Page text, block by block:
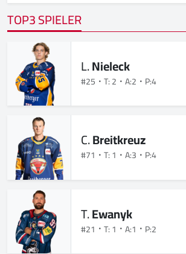
TOP3 SPIELER
L.Nieleck
#25 T: 2 A:2 P:4
C.Breitkreuz
#71 T: 1 A:3 P:4
T.Ewanyk
#21 T: 1 A:1 P:2